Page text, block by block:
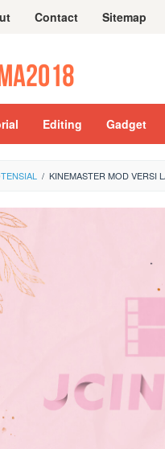
Contact Sitemap
Editing Gadget
/ KINEMASTER MOD VERSI